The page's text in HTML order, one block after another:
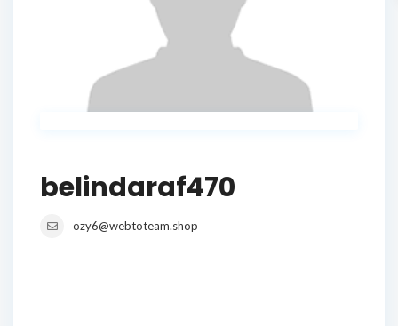
belindaraf470
ozy6@webtoteam.shop